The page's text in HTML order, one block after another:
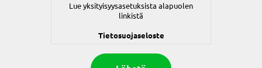
Lue yksityisyysasetuksista alapuolen
linkistä
Tietosuojaseloste